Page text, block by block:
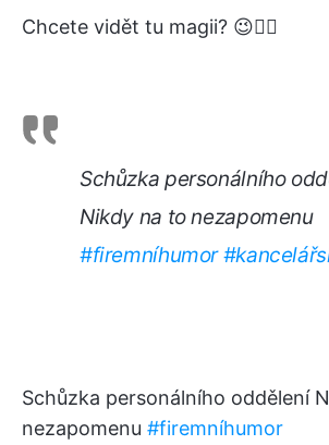
Chcete vidět tu magii? 😉👇🏻
Schůzka personálního
Nikdy na to nezapomenu
#firemníhumor
Schůzka personálního oddělení
nezapomenu #firemníhumor